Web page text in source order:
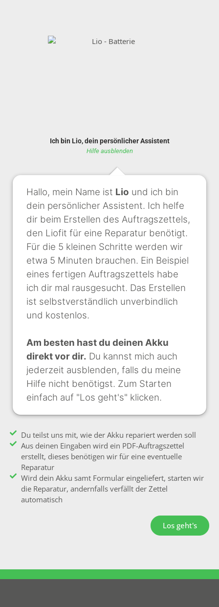
Ich bin Lio, dein persönlicher Assistent
Hilfe ausblenden
Hallo, mein Name ist Lio und ich bin
dein persönlicher Assistent. Ich helfe
dir beim Erstellen des Auftragszettels,
den Liofit für eine Reparatur benötigt.
Für die 5 kleinen Schritte werden wir
etwa 5 Minuten brauchen. Ein Beispiel
eines fertigen Auftragszettels habe
ich dir mal rausgesucht. Das Erstellen
ist selbstverständlich unverbindlich
und kostenlos.
Am besten hast du deinen Akku
direkt vor dir. Du kannst mich auch
jederzeit ausblenden, falls du meine
Hilfe nicht benötigst. Zum Starten
einfach auf "Los geht's" klicken.
Du teilst uns mit, wie der Akku repariert werden soll
Aus deinen Eingaben wird ein PDF-Auftragszettel
erstellt, dieses benötigen wir für eine eventuelle
Reparatur
Wird dein Akku samt Formular eingeliefert, starten wir
die Reparatur, andernfalls verfällt der Zettel
automatisch
Los geht's